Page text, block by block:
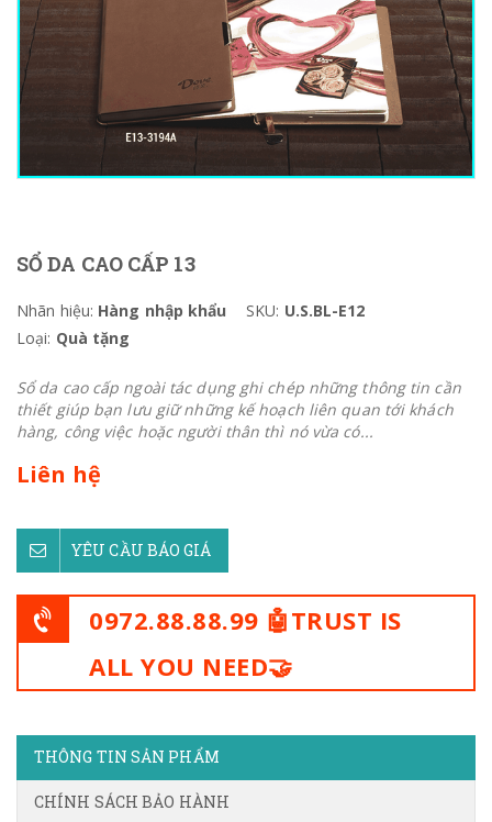
SỔ DA CAO CẤP 13
Nhãn hiệu: Hàng nhập khẩu SKU: U.S.BL-E12
Loại: Quà tặng
Sổ da cao cấp ngoài tác dụng ghi chép những thông tin cần
thiết giúp bạn lưu giữ những kế hoạch liên quan tới khách
hàng, công việc hoặc người thân thì nó vừa có...
Liên hệ
YÊU CẦU BÁO GIÁ
0972.88.88.99 🤖TRUST IS
ALL YOU NEED🤝
THÔNG TIN SẢN PHẨM
CHÍNH SÁCH BẢO HÀNH